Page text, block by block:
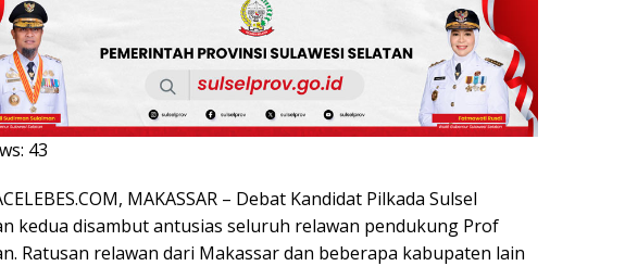
43
MAKASSAR – Debat Kandidat Pilkada Sulsel
kedua disambut antusias seluruh relawan pendukung Prof
Ratusan relawan dari Makassar dan beberapa kabupaten lain